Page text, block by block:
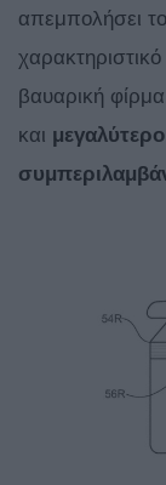
απεμπολήσει
βαυαρική
και μεγαλύτερο